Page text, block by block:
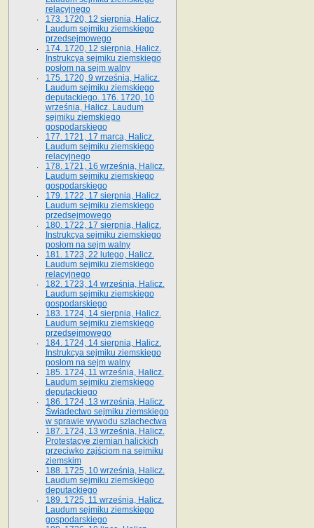
relacyjnego
173. 1720, 12 sierpnia, Halicz.
Laudum sejmiku ziemskiego
przedsejmowego
174. 1720, 12 sierpnia, Halicz.
Instrukcya sejmiku ziemskiego
posłom na sejm walny
175. 1720, 9 września, Halicz.
Laudum sejmiku ziemskiego
deputackiego. 176. 1720, 10
września, Halicz. Laudum
sejmiku ziemskiego
gospodarskiego
177. 1721, 17 marca, Halicz.
Laudum sejmiku ziemskiego
relacyjnego
178. 1721, 16 września, Halicz.
Laudum sejmiku ziemskiego
gospodarskiego
179. 1722, 17 sierpnia, Halicz.
Laudum sejmiku ziemskiego
przedsejmowego
180. 1722, 17 sierpnia, Halicz.
Instrukcya sejmiku ziemskiego
posłom na sejm walny
181. 1723, 22 lutego, Halicz.
Laudum sejmiku ziemskiego
relacyjnego
182. 1723, 14 września, Halicz.
Laudum sejmiku ziemskiego
gospodarskiego
183. 1724, 14 sierpnia, Halicz.
Laudum sejmiku ziemskiego
przedsejmowego
184. 1724, 14 sierpnia, Halicz.
Instrukcya sejmiku ziemskiego
posłom na sejm walny
185. 1724, 11 września, Halicz.
Laudum sejmiku ziemskiego
deputackiego
186. 1724, 13 września, Halicz.
Świadectwo sejmiku ziemskiego
w sprawie wywodu szlachectwa
187. 1724, 13 września, Halicz.
Protestacye ziemian halickich
przeciwko zajściom na sejmiku
ziemskim
188. 1725, 10 września, Halicz.
Laudum sejmiku ziemskiego
deputackiego
189. 1725, 11 września, Halicz.
Laudum sejmiku ziemskiego
gospodarskiego